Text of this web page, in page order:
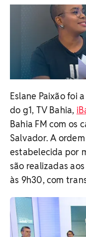
Eslane Paixão foi
do g1, TV Bahia,
Bahia FM com os
Salvador. A
estabelecida por
são realizadas
às 9h30, com